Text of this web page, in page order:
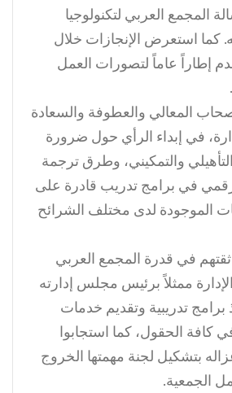
المجمع العربي لتكنولوجيا
كما استعرض الإنجازات خلال
إطاراً عاماً لتصورات العمل
المعالي والعطوفة والسعادة
في إبداء الرأي حول ضرورة
التأهيلي والتمكيني، وطرق ترجمة
في برامج تدريب قادرة على
الموجودة لدى مختلف الشرائح
في قدرة المجمع العربي
الإدارة ممثلاً برئيس مجلس إدارته
برامج تدريبية وتقديم خدمات
كافة الحقول، كما استجابوا
بتشكيل لجنة مهمتها الخروج
الجمعية.